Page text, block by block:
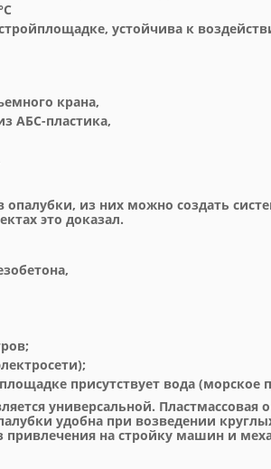
устойчива к
крана,
АБС-пластика,
из них можно создать
это доказал.
присутствует вода (морское
универсальной.
удобна при возведении
привлечения на стройку машин и